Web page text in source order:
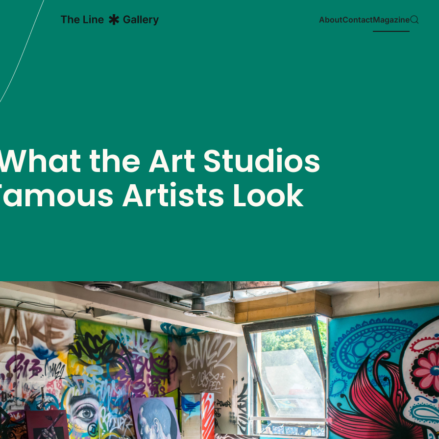
AboutContactMagazine
the Art Studios
Artists Look